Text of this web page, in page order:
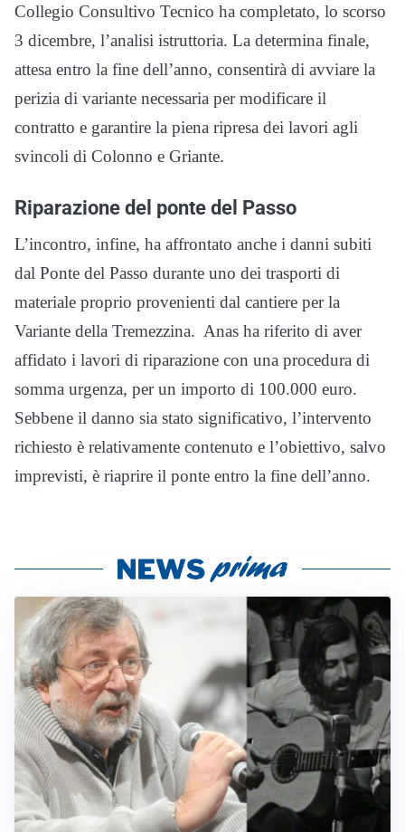
Collegio Consultivo Tecnico ha completato, lo scorso
3 dicembre, l’analisi istruttoria. La determina finale,
attesa entro la fine dell’anno, consentirà di avviare la
perizia di variante necessaria per modificare il
contratto e garantire la piena ripresa dei lavori agli
svincoli di Colonno e Griante.
Riparazione del ponte del Passo
L’incontro, infine, ha affrontato anche i danni subiti
dal Ponte del Passo durante uno dei trasporti di
materiale proprio provenienti dal cantiere per la
Variante della Tremezzina. Anas ha riferito di aver
affidato i lavori di riparazione con una procedura di
somma urgenza, per un importo di 100.000 euro.
Sebbene il danno sia stato significativo, l’intervento
richiesto è relativamente contenuto e l’obiettivo, salvo
imprevisti, è riaprire il ponte entro la fine dell’anno.